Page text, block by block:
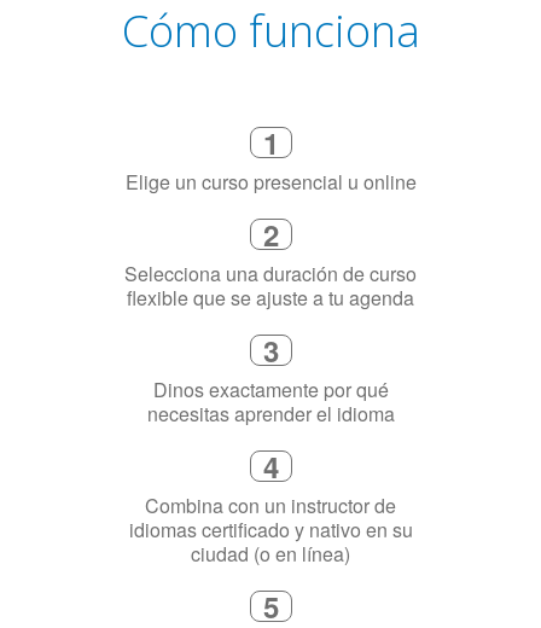
Cómo funciona
1
Elige un curso presencial u online
2
Selecciona una duración de curso
flexible que se ajuste a tu agenda
3
Dinos exactamente por qué
necesitas aprender el idioma
4
Combina con un instructor de
idiomas certificado y nativo en su
ciudad (o en línea)
5